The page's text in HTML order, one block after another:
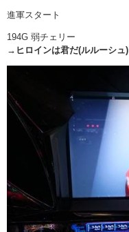
進軍スタート
194G 弱チェリー
→ヒロインは君だ(ルルーシュ)